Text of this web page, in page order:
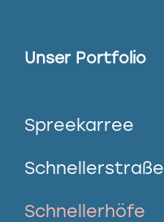
Unser Portfolio
Spreekarree
Schnellerstraße
Schnellerhöfe